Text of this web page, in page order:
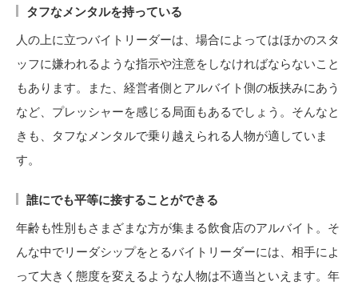
タフなメンタルを持っている
人の上に立つバイトリーダーは、場合によってはほかのスタ
ッフに嫌われるような指示や注意をしなければならないこと
もあります。また、経営者側とアルバイト側の板挟みにあう
など、プレッシャーを感じる局面もあるでしょう。そんなと
きも、タフなメンタルで乗り越えられる人物が適していま
す。
誰にでも平等に接することができる
年齢も性別もさまざまな方が集まる飲食店のアルバイト。そ
んな中でリーダシップをとるバイトリーダーには、相手によ
って大きく態度を変えるような人物は不適当といえます。年